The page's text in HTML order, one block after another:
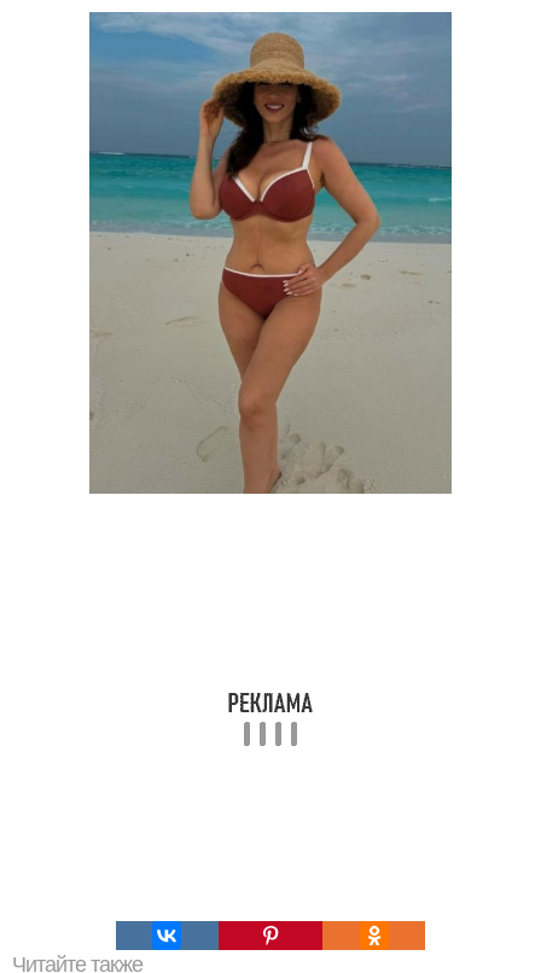
Читайте также